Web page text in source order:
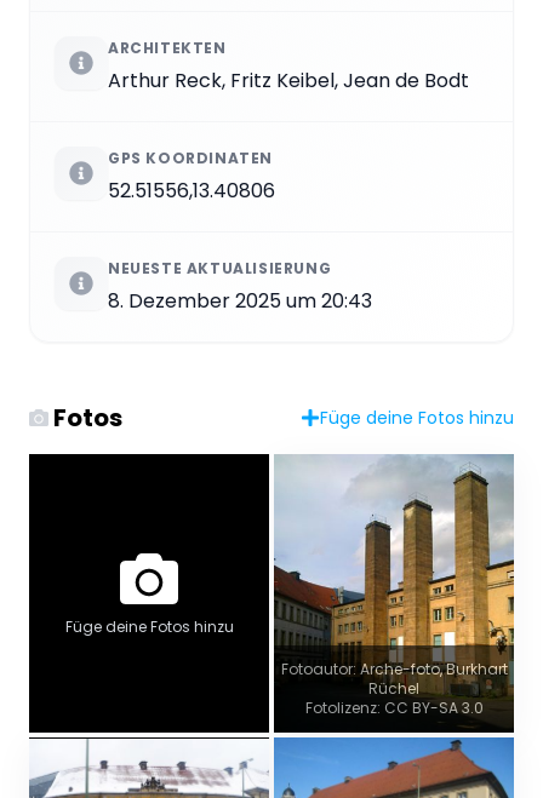
ARCHITEKTEN
Arthur Reck, Fritz Keibel, Jean de Bodt
GPS KOORDINATEN
52.51556,13.40806
NEUESTE AKTUALISIERUNG
8. Dezember 2025 um 20:43
Fotos Füge deine Fotos hinzu
Füge deine Fotos hinzu
Fotoautor: Arche-foto, Burkhart
Rüchel
Fotolizenz: CC BY-SA 3.0